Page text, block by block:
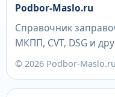
Podbor-Maslo.ru
Справочник
МКПП, CVT, DSG и
© 2026 Podbor-Maslo.ru